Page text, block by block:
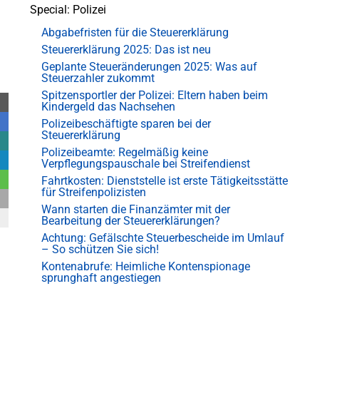
Special: Polizei
Abgabefristen für die Steuererklärung
Steuererklärung 2025: Das ist neu
Geplante Steueränderungen 2025: Was auf
Steuerzahler zukommt
Spitzensportler der Polizei: Eltern haben beim
Kindergeld das Nachsehen
Polizeibeschäftigte sparen bei der
Steuererklärung
Polizeibeamte: Regelmäßig keine
Verpflegungspauschale bei Streifendienst
Fahrtkosten: Dienststelle ist erste Tätigkeitsstätte
für Streifenpolizisten
Wann starten die Finanzämter mit der
Bearbeitung der Steuererklärungen?
Achtung: Gefälschte Steuerbescheide im Umlauf
– So schützen Sie sich!
Kontenabrufe: Heimliche Kontenspionage
sprunghaft angestiegen